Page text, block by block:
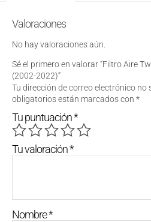
Valoraciones
No hay valoraciones aún.
Sé el primero en valorar “Filtro Aire
(2002-2022)”
Tu dirección de correo electrónico no
obligatorios están marcados con *
Tu puntuación*
Tu valoración*
Nombre*